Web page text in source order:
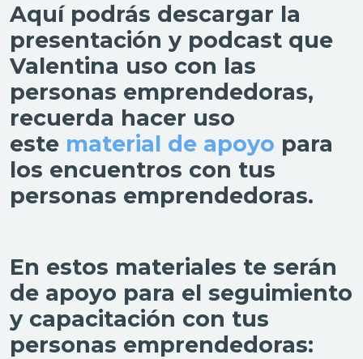
Aquí podrás descargar la
presentación y podcast que
Valentina uso con las
personas emprendedoras,
recuerda hacer uso
este material de apoyo para
los encuentros con tus
personas emprendedoras.
En estos materiales te serán
de apoyo para el seguimiento
y capacitación con tus
personas emprendedoras: